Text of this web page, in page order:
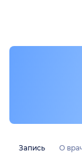
Запись О